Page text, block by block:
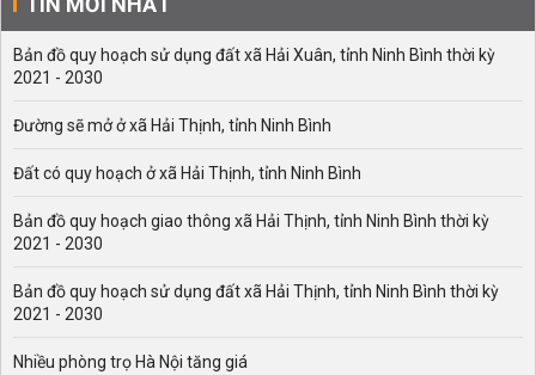
Bản đồ quy hoạch sử dụng đất xã Hải Xuân, tỉnh Ninh Bình thời kỳ
2021 - 2030
Đường sẽ mở ở xã Hải Thịnh, tỉnh Ninh Bình
Đất có quy hoạch ở xã Hải Thịnh, tỉnh Ninh Bình
Bản đồ quy hoạch giao thông xã Hải Thịnh, tỉnh Ninh Bình thời kỳ
2021 - 2030
Bản đồ quy hoạch sử dụng đất xã Hải Thịnh, tỉnh Ninh Bình thời kỳ
2021 - 2030
Nhiều phòng trọ Hà Nội tăng giá